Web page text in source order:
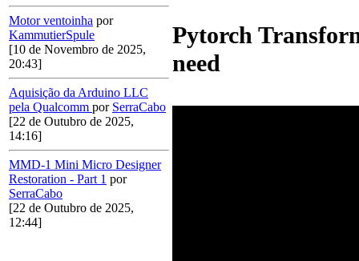
Motor ventoinha por
KammutierSpule
[10 de Novembro de 2025,
20:43]
Aquisição da Arduino LLC
pela Qualcomm por SerraCabo
[22 de Outubro de 2025,
14:16]
MMD-1 Mini Micro Designer
Restoration - Part 1 por
SerraCabo
[22 de Outubro de 2025,
12:44]
Pytorch
need